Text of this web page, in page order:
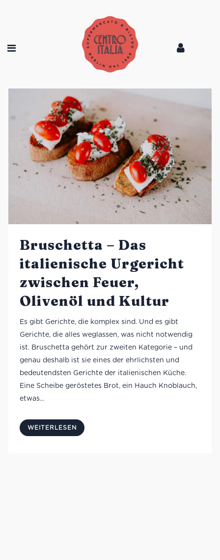
Bruschetta – Das
italienische Urgericht
zwischen Feuer,
Olivenöl und Kultur
Es gibt Gerichte, die komplex sind. Und es gibt
Gerichte, die alles weglassen, was nicht notwendig
ist. Bruschetta gehört zur zweiten Kategorie – und
genau deshalb ist sie eines der ehrlichsten und
bedeutendsten Gerichte der italienischen Küche.
Eine Scheibe geröstetes Brot, ein Hauch Knoblauch,
etwas...
WEITERLESEN